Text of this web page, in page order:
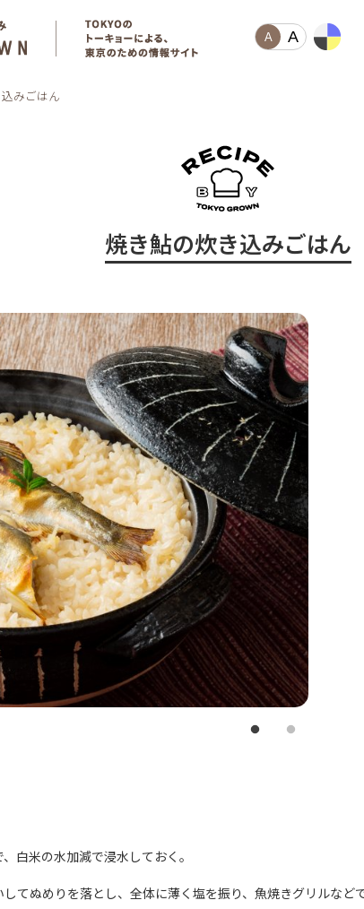
A A
みごはん
焼き鮎の炊き込みごはん
白米の水加減で浸水しておく。
てぬめりを落とし、全体に薄く塩を振り、魚焼きグリルなど